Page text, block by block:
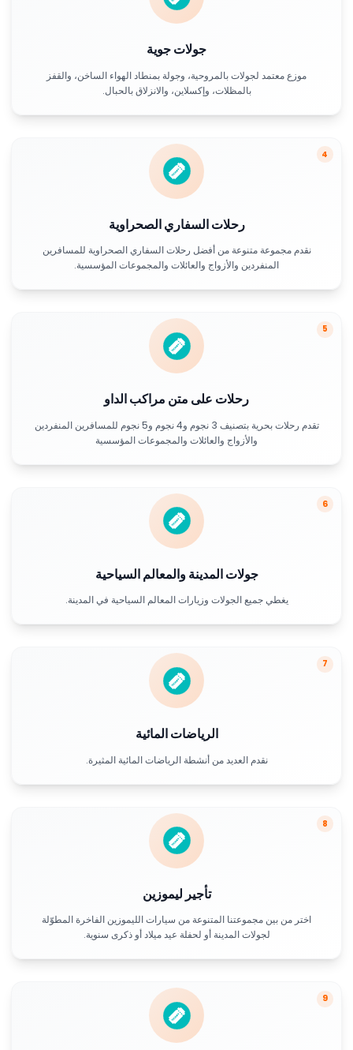
جولات جوية
موزع معتمد لجولات بالمروحية، وجولة بمنطاد الهواء الساخن، والقفز
بالمظلات، وإكسلاين، والانزلاق بالحبال.
رحلات السفاري الصحراوية
نقدم مجموعة متنوعة من أفضل رحلات السفاري الصحراوية للمسافرين
المنفردين والأزواج والعائلات والمجموعات المؤسسية.
4
رحلات على متن مراكب الداو
تقدم رحلات بحرية بتصنيف 3 نجوم و4 نجوم و5 نجوم للمسافرين المنفردين
والأزواج والعائلات والمجموعات المؤسسية
5
جولات المدينة والمعالم السياحية
يغطي جميع الجولات وزيارات المعالم السياحية في المدينة.
6
الرياضات المائية
نقدم العديد من أنشطة الرياضات المائية المثيرة.
7
تأجير ليموزين
اختر من بين مجموعتنا المتنوعة من سيارات الليموزين الفاخرة المطوّلة
لجولات المدينة أو لحفلة عيد ميلاد أو ذكرى سنوية.
8
9